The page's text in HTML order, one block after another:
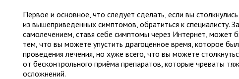
Первое и основное, что следует сделать, если вы
из вышеприведённых симптомов, обратиться к специалисту.
самолечением, ставя себе симптомы через Интернет, может
тем, что вы можете упустить драгоценное время, которое
проведения лечения, но хуже всего, что вы можете
от бесконтрольного приёма препаратов, которые чреваты
осложнений.